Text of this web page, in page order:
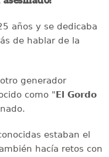
años y se dedicaba
de hablar de la
generador
como "El Gordo
estaban el
hacía retos con